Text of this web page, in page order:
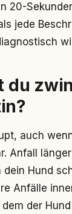
20-
jede
du
auch
Anfall
Hund
Anfälle
der